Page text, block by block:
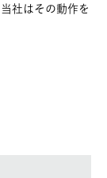
社はその動作を